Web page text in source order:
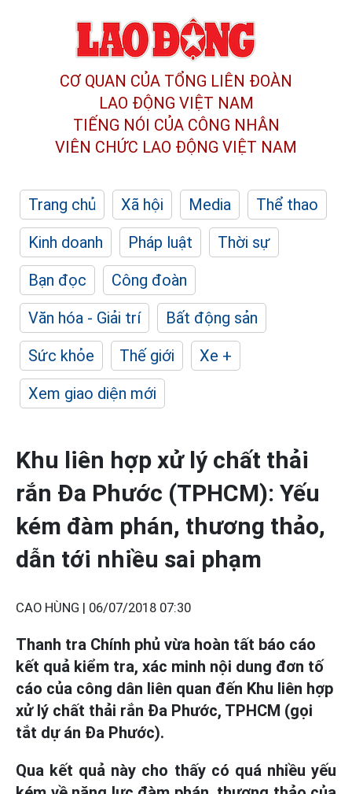
CƠ QUAN CỦA TỔNG LIÊN ĐOÀN
LAO ĐỘNG VIỆT NAM
TIẾNG NÓI CỦA CÔNG NHÂN
VIÊN CHỨC LAO ĐỘNG VIỆT NAM
Trang chủ Xã hội Media
Thể thao
Kinh doanh
Pháp luật
Thời sự
Bạn đọc
Công đoàn
Văn hóa - Giải trí
Bất động sản
Sức khỏe
Thế giới
Xe +
Xem giao diện mới
Khu liên hợp xử lý chất thải
rắn Đa Phước (TPHCM): Yếu
kém đàm phán, thương thảo,
dẫn tới nhiều sai phạm
CAO HÙNG | 06/07/2018 07:30
Thanh tra Chính phủ vừa hoàn tất báo cáo
kết quả kiểm tra, xác minh nội dung đơn tố
cáo của công dân liên quan đến Khu liên hợp
xử lý chất thải rắn Đa Phước, TPHCM (gọi
tắt dự án Đa Phước).
Qua kết quả này cho thấy có quá nhiều yếu